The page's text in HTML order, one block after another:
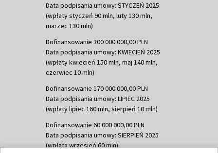
Data podpisania umowy: STYCZEŃ 2025
(wpłaty styczeń 90 mln, luty 130 mln,
marzec 130 mln)
Dofinansowanie 300 000 000,00 PLN
Data podpisania umowy: KWIECIEŃ 2025
(wpłaty kwiecień 150 mln, maj 140 mln,
czerwiec 10 mln)
Dofinansowanie 170 000 000,00 PLN
Data podpisania umowy: LIPIEC 2025
(wpłaty lipiec 160 mln, sierpień 10 mln)
Dofinansowanie 60 000 000,00 PLN
Data podpisania umowy: SIERPIEŃ 2025
(wpłata wrzesień 60 mln)